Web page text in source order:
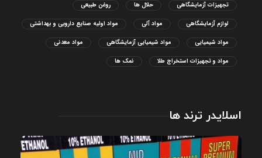
تجهیزات آزمایشگاهی حلال ها روغن طبیعی
لوازم آزمایشگاهی مواد آلی مواد اولیه صنایع دارویی و بهداشتی
مواد شیمیایی مواد شیمیایی آزمایشگاهی مواد معدنی
مواد و تجهیزات استخراج طلا نمک ها
اسلایدر ترند ها